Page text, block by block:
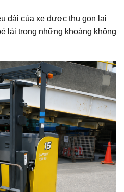
dài của xe được thu gọn lại
lái trong những khoảng không